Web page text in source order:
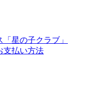
星の子クラブ」
支払い方法